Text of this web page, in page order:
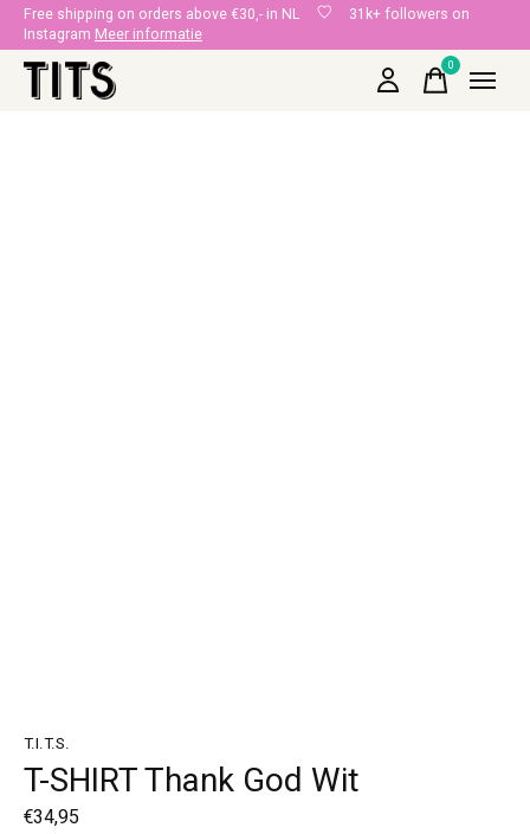
Free shipping on orders above €30,- in NL
31k+ followers on
Instagram Meer informatie
0items
T.I.T.S.
T-SHIRT Thank God Wit
€34,95